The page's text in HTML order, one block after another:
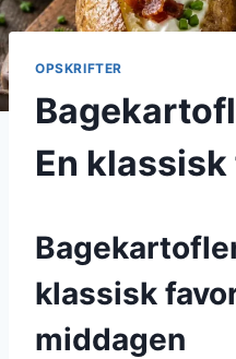
OPSKRIFTER
En
klassisk
middagen